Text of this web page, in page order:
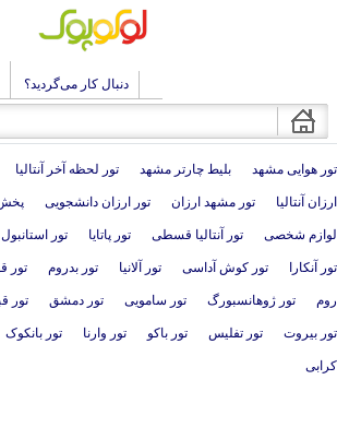
دنبال کار می‌گردید؟
تور هوایی مشهد بلیط چارتر مشهد تور لحظه آخر آنتالیا
ارزان آنتالیا تور مشهد ارزان تور ارزان دانشجویی
لوازم شخصی تور آنتالیا قسطی تور پاتایا تور استانبول
تور آنکارا تور کوش آداسی تور آلانیا تور بدروم تور
روم تور ژوهانسبورگ تور سامویی تور دمشق تور
تور بیروت تور تفلیس تور باکو تور وارنا تور بانکوک
کرابی